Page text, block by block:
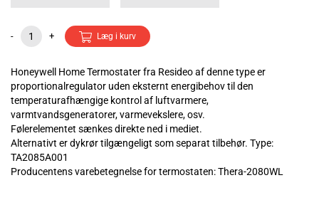
- + Læg i kurv
Honeywell Home Termostater fra Resideo af denne type er
proportionalregulator uden eksternt energibehov til den
temperaturafhængige kontrol af luftvarmere,
varmtvandsgeneratorer, varmevekslere, osv.
Følerelementet sænkes direkte ned i mediet.
Alternativt er dykrør tilgængeligt som separat tilbehør. Type:
TA2085A001
Producentens varebetegnelse for termostaten: Thera-2080WL